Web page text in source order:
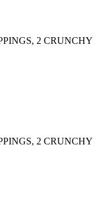
2 CRUNCHY
2 CRUNCHY